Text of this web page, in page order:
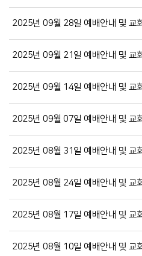
2025년 09월 28일 예배안내 및 교
2025년 09월 21일 예배안내 및 교
2025년 09월 14일 예배안내 및 교
2025년 09월 07일 예배안내 및 교
2025년 08월 31일 예배안내 및 교
2025년 08월 24일 예배안내 및 교
2025년 08월 17일 예배안내 및 교
2025년 08월 10일 예배안내 및 교